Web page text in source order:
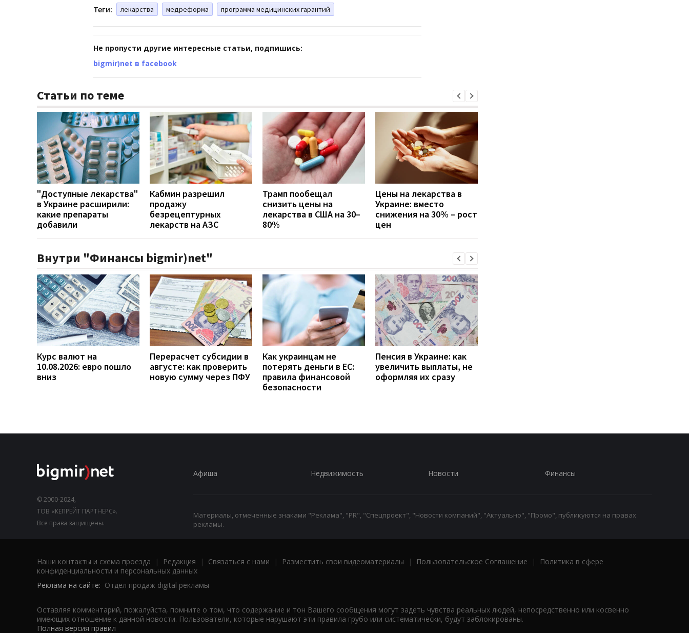
Теги: лекарства медреформа программа медицинских гарантий
Не пропусти другие интересные статьи, подпишись:
bigmir)net в facebook
Статьи по теме
"Доступные лекарства"
в Украине расширили:
какие препараты
добавили
Кабмин разрешил
продажу
безрецептурных
лекарств на АЗС
Трамп пообещал
снизить цены на
лекарства в США на 30–
80%
Цены на лекарства в
Украине: вместо
снижения на 30% – рост
цен
Внутри "Финансы bigmir)net"
Курс валют на
10.08.2026: евро пошло
вниз
Перерасчет субсидии в
августе: как проверить
новую сумму через ПФУ
Как украинцам не
потерять деньги в ЕС:
правила финансовой
безопасности
Пенсия в Украине: как
увеличить выплаты, не
оформляя их сразу
© 2000-2024,
ТОВ «КЕПРЕЙТ ПАРТНЕРС».
Все права защищены.
Афиша Недвижимость Новости Финансы
Материалы, отмеченные знаками "Реклама", "PR", "Спецпроект", "Новости компаний", "Актуально", "Промо", публикуются на правах
рекламы.
Наши контакты и схема проезда | Редакция | Связаться с нами | Разместить свои видеоматериалы | Пользовательское Соглашение |
Политика в сфере
конфиденциальности и персональных данных
Реклама на сайте: Отдел продаж digital рекламы
Оставляя комментарий, пожалуйста, помните о том, что содержание и тон Вашего сообщения могут задеть чувства реальных людей, непосредственно или косвенно
имеющих отношение к данной новости. Пользователи, которые нарушают эти правила грубо или систематически, будут заблокированы.
Полная версия правил